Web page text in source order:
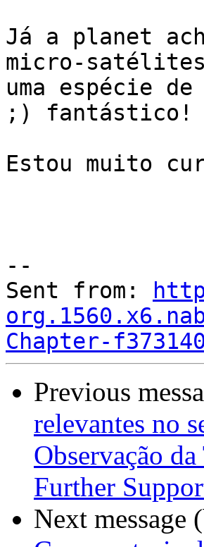
Já a planet
micro-
uma espécie
;) fantástico!
Estou muito
--
Sent from:
Chapter-
Previous
relevantes no
Observação
Further
Next message